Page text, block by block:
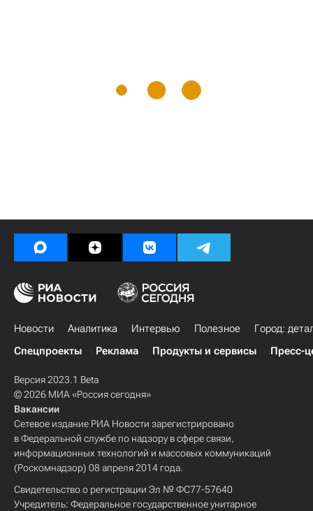
Новости Аналитика Интервью Полезное
Город:
Спецпроекты
Реклама Продукты и сервисы Пресс-
Версия 2023.1 Beta
© 2026 МИА «Россия сегодня»
Вакансии
Сетевое издание РИА Новости зарегистрировано
в Федеральной службе по надзору в сфере связи,
информационных технологий и массовых коммуникаций
(Роскомнадзор) 08 апреля 2014 года.
Свидетельство о регистрации Эл № ФС77-57640
Учредитель: Федеральное государственное унитарное